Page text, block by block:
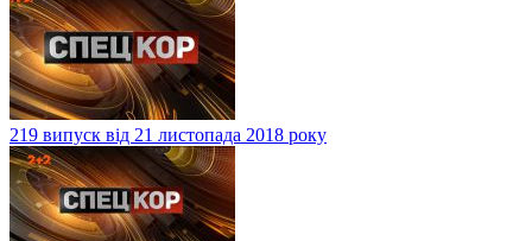
219 випуск від 21 листопада 2018 року